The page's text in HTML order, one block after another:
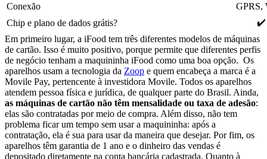
Conexão
GPRS,
Chip e plano de dados grátis?
✔️
Em primeiro lugar, a iFood tem três diferentes modelos de máquinas
de cartão. Isso é muito positivo, porque permite que diferentes perfis
de negócio tenham a maquininha iFood como uma boa opção. Os
aparelhos usam a tecnologia da Zoop e quem encabeça a marca é a
Movile Pay, pertencente à investidora Movile. Todos os aparelhos
atendem pessoa física e jurídica, de qualquer parte do Brasil. Ainda,
as máquinas de cartão não têm mensalidade ou taxa de adesão:
elas são contratadas por meio de compra. Além disso, não tem
problema ficar um tempo sem usar a maquininha: após a
contratação, ela é sua para usar da maneira que desejar. Por fim, os
aparelhos têm garantia de 1 ano e o dinheiro das vendas é
depositado diretamente na conta bancária cadastrada. Quanto à